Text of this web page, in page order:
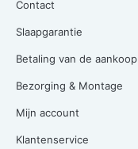
Contact
Slaapgarantie
Betaling van de aankoop
Bezorging & Montage
Mijn account
Klantenservice